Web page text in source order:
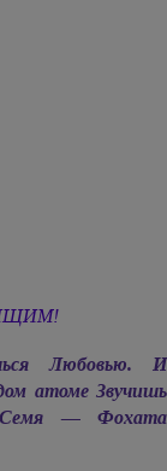
Любовью. И
атоме Звучишь
Семя — Фохата